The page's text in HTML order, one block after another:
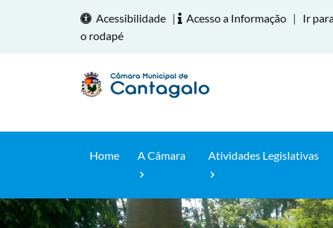
Acessibilidade | Acesso a Informação | Ir
o rodapé
Home A Câmara Atividades Legislativas